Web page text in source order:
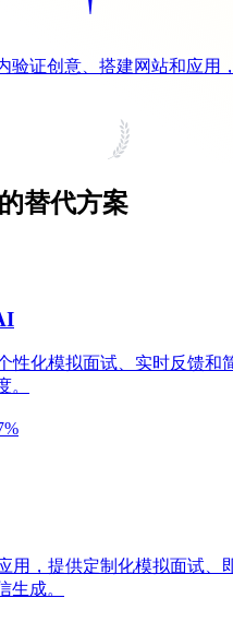
验证创意、搭建网站和应用
替代方案
性化模拟面试、实时反馈和
。
用，提供定制化模拟面试、
生成。